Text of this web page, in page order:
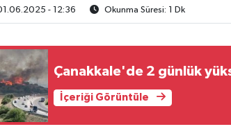
- 12:36 Okunma Süresi: 1 Dk
Çanakkale'de 2 günlük
İçeriği Görüntüle